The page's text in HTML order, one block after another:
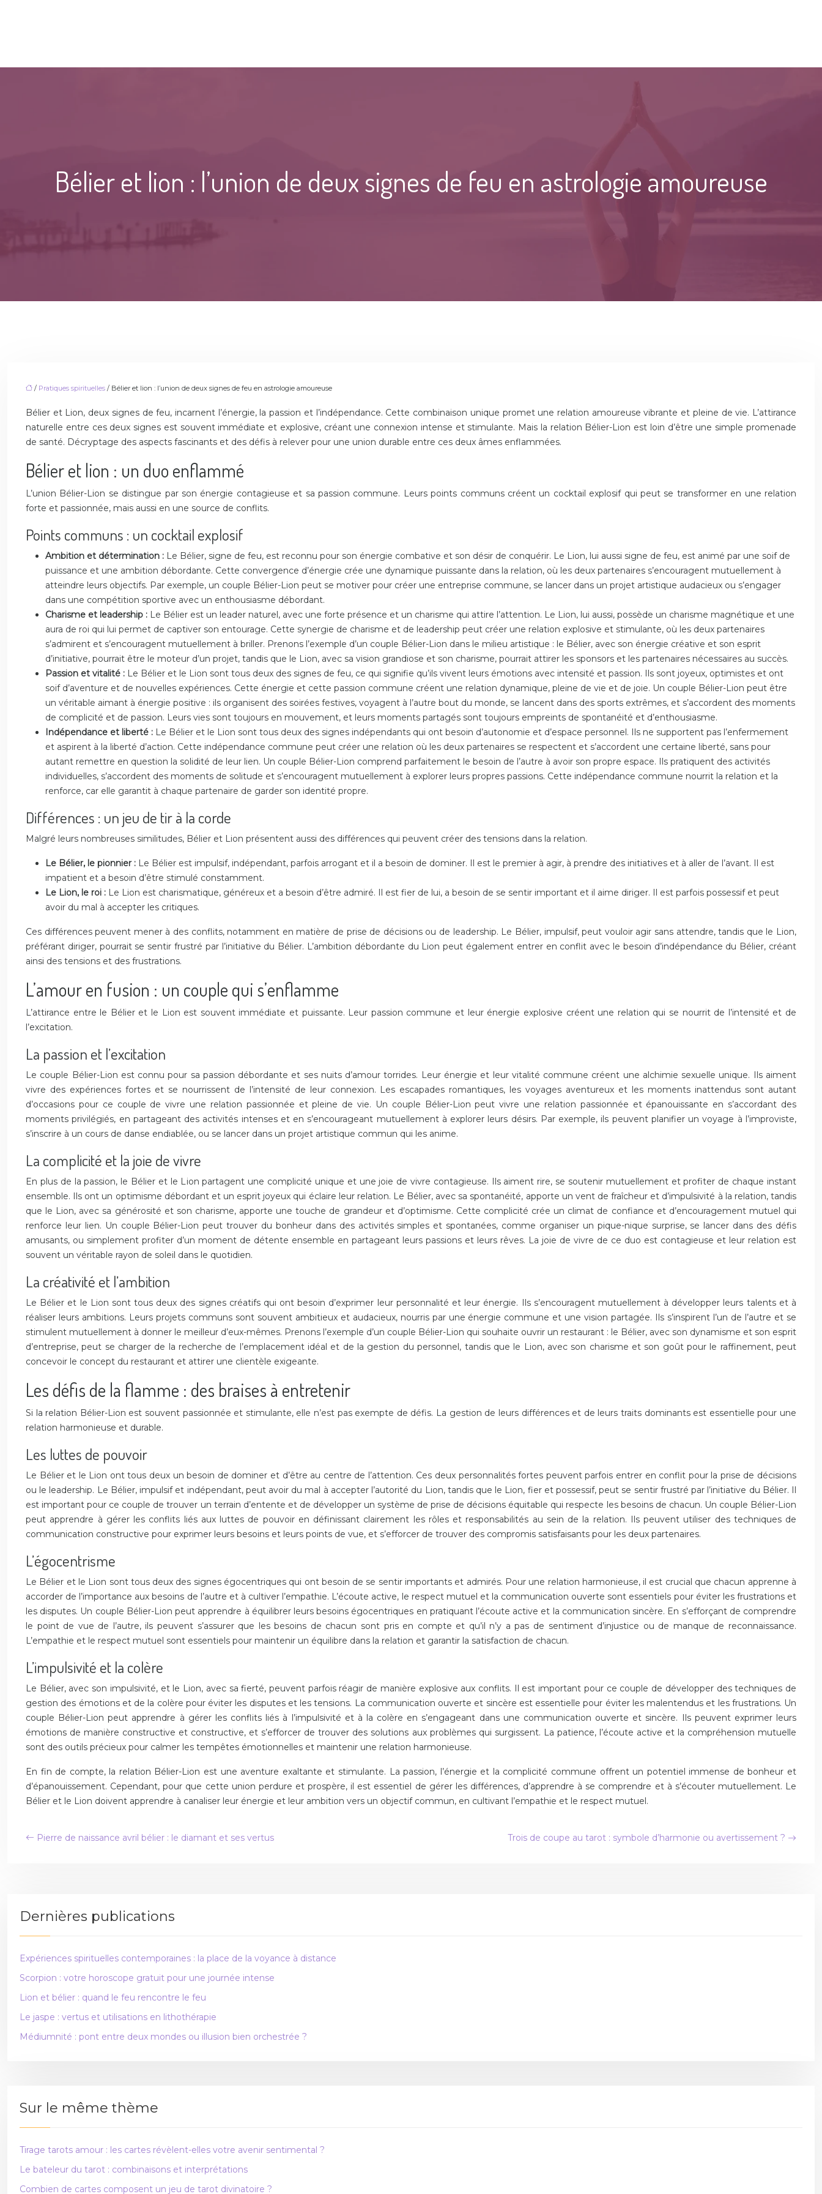
Bélier et lion : l’union de deux signes de feu en astrologie amoureuse
/ Pratiques spirituelles / Bélier et lion : l’union de deux signes de feu en astrologie amoureuse
Bélier et Lion, deux signes de feu, incarnent l’énergie, la passion et l’indépendance. Cette combinaison unique promet une relation amoureuse vibrante et pleine de vie. L’attirance
naturelle entre ces deux signes est souvent immédiate et explosive, créant une connexion intense et stimulante. Mais la relation Bélier-Lion est loin d’être une simple promenade
de santé. Décryptage des aspects fascinants et des défis à relever pour une union durable entre ces deux âmes enflammées.
Bélier et lion : un duo enflammé
L’union Bélier-Lion se distingue par son énergie contagieuse et sa passion commune. Leurs points communs créent un cocktail explosif qui peut se transformer en une relation
forte et passionnée, mais aussi en une source de conflits.
Points communs : un cocktail explosif
Ambition et détermination : Le Bélier, signe de feu, est reconnu pour son énergie combative et son désir de conquérir. Le Lion, lui aussi signe de feu, est animé par une soif de
puissance et une ambition débordante. Cette convergence d’énergie crée une dynamique puissante dans la relation, où les deux partenaires s’encouragent mutuellement à
atteindre leurs objectifs. Par exemple, un couple Bélier-Lion peut se motiver pour créer une entreprise commune, se lancer dans un projet artistique audacieux ou s’engager
dans une compétition sportive avec un enthousiasme débordant.
Charisme et leadership : Le Bélier est un leader naturel, avec une forte présence et un charisme qui attire l’attention. Le Lion, lui aussi, possède un charisme magnétique et une
aura de roi qui lui permet de captiver son entourage. Cette synergie de charisme et de leadership peut créer une relation explosive et stimulante, où les deux partenaires
s’admirent et s’encouragent mutuellement à briller. Prenons l’exemple d’un couple Bélier-Lion dans le milieu artistique : le Bélier, avec son énergie créative et son esprit
d’initiative, pourrait être le moteur d’un projet, tandis que le Lion, avec sa vision grandiose et son charisme, pourrait attirer les sponsors et les partenaires nécessaires au succès.
Passion et vitalité : Le Bélier et le Lion sont tous deux des signes de feu, ce qui signifie qu’ils vivent leurs émotions avec intensité et passion. Ils sont joyeux, optimistes et ont
soif d’aventure et de nouvelles expériences. Cette énergie et cette passion commune créent une relation dynamique, pleine de vie et de joie. Un couple Bélier-Lion peut être
un véritable aimant à énergie positive : ils organisent des soirées festives, voyagent à l’autre bout du monde, se lancent dans des sports extrêmes, et s’accordent des moments
de complicité et de passion. Leurs vies sont toujours en mouvement, et leurs moments partagés sont toujours empreints de spontanéité et d’enthousiasme.
Indépendance et liberté : Le Bélier et le Lion sont tous deux des signes indépendants qui ont besoin d’autonomie et d’espace personnel. Ils ne supportent pas l’enfermement
et aspirent à la liberté d’action. Cette indépendance commune peut créer une relation où les deux partenaires se respectent et s’accordent une certaine liberté, sans pour
autant remettre en question la solidité de leur lien. Un couple Bélier-Lion comprend parfaitement le besoin de l’autre à avoir son propre espace. Ils pratiquent des activités
individuelles, s’accordent des moments de solitude et s’encouragent mutuellement à explorer leurs propres passions. Cette indépendance commune nourrit la relation et la
renforce, car elle garantit à chaque partenaire de garder son identité propre.
Différences : un jeu de tir à la corde
Malgré leurs nombreuses similitudes, Bélier et Lion présentent aussi des différences qui peuvent créer des tensions dans la relation.
Le Bélier, le pionnier : Le Bélier est impulsif, indépendant, parfois arrogant et il a besoin de dominer. Il est le premier à agir, à prendre des initiatives et à aller de l’avant. Il est
impatient et a besoin d’être stimulé constamment.
Le Lion, le roi : Le Lion est charismatique, généreux et a besoin d’être admiré. Il est fier de lui, a besoin de se sentir important et il aime diriger. Il est parfois possessif et peut
avoir du mal à accepter les critiques.
Ces différences peuvent mener à des conflits, notamment en matière de prise de décisions ou de leadership. Le Bélier, impulsif, peut vouloir agir sans attendre, tandis que le Lion,
préférant diriger, pourrait se sentir frustré par l’initiative du Bélier. L’ambition débordante du Lion peut également entrer en conflit avec le besoin d’indépendance du Bélier, créant
ainsi des tensions et des frustrations.
L’amour en fusion : un couple qui s’enflamme
L’attirance entre le Bélier et le Lion est souvent immédiate et puissante. Leur passion commune et leur énergie explosive créent une relation qui se nourrit de l’intensité et de
l’excitation.
La passion et l’excitation
Le couple Bélier-Lion est connu pour sa passion débordante et ses nuits d’amour torrides. Leur énergie et leur vitalité commune créent une alchimie sexuelle unique. Ils aiment
vivre des expériences fortes et se nourrissent de l’intensité de leur connexion. Les escapades romantiques, les voyages aventureux et les moments inattendus sont autant
d’occasions pour ce couple de vivre une relation passionnée et pleine de vie. Un couple Bélier-Lion peut vivre une relation passionnée et épanouissante en s’accordant des
moments privilégiés, en partageant des activités intenses et en s’encourageant mutuellement à explorer leurs désirs. Par exemple, ils peuvent planifier un voyage à l’improviste,
s’inscrire à un cours de danse endiablée, ou se lancer dans un projet artistique commun qui les anime.
La complicité et la joie de vivre
En plus de la passion, le Bélier et le Lion partagent une complicité unique et une joie de vivre contagieuse. Ils aiment rire, se soutenir mutuellement et profiter de chaque instant
ensemble. Ils ont un optimisme débordant et un esprit joyeux qui éclaire leur relation. Le Bélier, avec sa spontanéité, apporte un vent de fraîcheur et d’impulsivité à la relation, tandis
que le Lion, avec sa générosité et son charisme, apporte une touche de grandeur et d’optimisme. Cette complicité crée un climat de confiance et d’encouragement mutuel qui
renforce leur lien. Un couple Bélier-Lion peut trouver du bonheur dans des activités simples et spontanées, comme organiser un pique-nique surprise, se lancer dans des défis
amusants, ou simplement profiter d’un moment de détente ensemble en partageant leurs passions et leurs rêves. La joie de vivre de ce duo est contagieuse et leur relation est
souvent un véritable rayon de soleil dans le quotidien.
La créativité et l’ambition
Le Bélier et le Lion sont tous deux des signes créatifs qui ont besoin d’exprimer leur personnalité et leur énergie. Ils s’encouragent mutuellement à développer leurs talents et à
réaliser leurs ambitions. Leurs projets communs sont souvent ambitieux et audacieux, nourris par une énergie commune et une vision partagée. Ils s’inspirent l’un de l’autre et se
stimulent mutuellement à donner le meilleur d’eux-mêmes. Prenons l’exemple d’un couple Bélier-Lion qui souhaite ouvrir un restaurant : le Bélier, avec son dynamisme et son esprit
d’entreprise, peut se charger de la recherche de l’emplacement idéal et de la gestion du personnel, tandis que le Lion, avec son charisme et son goût pour le raffinement, peut
concevoir le concept du restaurant et attirer une clientèle exigeante.
Les défis de la flamme : des braises à entretenir
Si la relation Bélier-Lion est souvent passionnée et stimulante, elle n’est pas exempte de défis. La gestion de leurs différences et de leurs traits dominants est essentielle pour une
relation harmonieuse et durable.
Les luttes de pouvoir
Le Bélier et le Lion ont tous deux un besoin de dominer et d’être au centre de l’attention. Ces deux personnalités fortes peuvent parfois entrer en conflit pour la prise de décisions
ou le leadership. Le Bélier, impulsif et indépendant, peut avoir du mal à accepter l’autorité du Lion, tandis que le Lion, fier et possessif, peut se sentir frustré par l’initiative du Bélier. Il
est important pour ce couple de trouver un terrain d’entente et de développer un système de prise de décisions équitable qui respecte les besoins de chacun. Un couple Bélier-Lion
peut apprendre à gérer les conflits liés aux luttes de pouvoir en définissant clairement les rôles et responsabilités au sein de la relation. Ils peuvent utiliser des techniques de
communication constructive pour exprimer leurs besoins et leurs points de vue, et s’efforcer de trouver des compromis satisfaisants pour les deux partenaires.
L’égocentrisme
Le Bélier et le Lion sont tous deux des signes égocentriques qui ont besoin de se sentir importants et admirés. Pour une relation harmonieuse, il est crucial que chacun apprenne à
accorder de l’importance aux besoins de l’autre et à cultiver l’empathie. L’écoute active, le respect mutuel et la communication ouverte sont essentiels pour éviter les frustrations et
les disputes. Un couple Bélier-Lion peut apprendre à équilibrer leurs besoins égocentriques en pratiquant l’écoute active et la communication sincère. En s’efforçant de comprendre
le point de vue de l’autre, ils peuvent s’assurer que les besoins de chacun sont pris en compte et qu’il n’y a pas de sentiment d’injustice ou de manque de reconnaissance.
L’empathie et le respect mutuel sont essentiels pour maintenir un équilibre dans la relation et garantir la satisfaction de chacun.
L’impulsivité et la colère
Le Bélier, avec son impulsivité, et le Lion, avec sa fierté, peuvent parfois réagir de manière explosive aux conflits. Il est important pour ce couple de développer des techniques de
gestion des émotions et de la colère pour éviter les disputes et les tensions. La communication ouverte et sincère est essentielle pour éviter les malentendus et les frustrations. Un
couple Bélier-Lion peut apprendre à gérer les conflits liés à l’impulsivité et à la colère en s’engageant dans une communication ouverte et sincère. Ils peuvent exprimer leurs
émotions de manière constructive et constructive, et s’efforcer de trouver des solutions aux problèmes qui surgissent. La patience, l’écoute active et la compréhension mutuelle
sont des outils précieux pour calmer les tempêtes émotionnelles et maintenir une relation harmonieuse.
En fin de compte, la relation Bélier-Lion est une aventure exaltante et stimulante. La passion, l’énergie et la complicité commune offrent un potentiel immense de bonheur et
d’épanouissement. Cependant, pour que cette union perdure et prospère, il est essentiel de gérer les différences, d’apprendre à se comprendre et à s’écouter mutuellement. Le
Bélier et le Lion doivent apprendre à canaliser leur énergie et leur ambition vers un objectif commun, en cultivant l’empathie et le respect mutuel.
Pierre de naissance avril bélier : le diamant et ses vertus Trois de coupe au tarot : symbole d’harmonie ou avertissement ?
Dernières publications
Expériences spirituelles contemporaines : la place de la voyance à distance
Scorpion : votre horoscope gratuit pour une journée intense
Lion et bélier : quand le feu rencontre le feu
Le jaspe : vertus et utilisations en lithothérapie
Médiumnité : pont entre deux mondes ou illusion bien orchestrée ?
Sur le même thème
Tirage tarots amour : les cartes révèlent-elles votre avenir sentimental ?
Le bateleur du tarot : combinaisons et interprétations
Combien de cartes composent un jeu de tarot divinatoire ?